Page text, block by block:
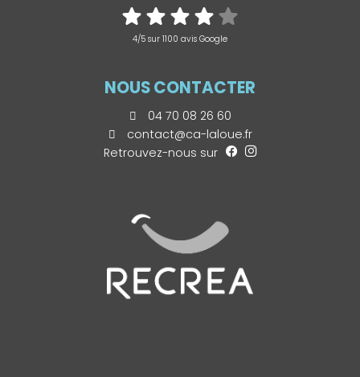
4/5 sur 1100 avis Google
NOUS CONTACTER
04 70 08 26 60
contact@ca-laloue.fr
Retrouvez-nous sur